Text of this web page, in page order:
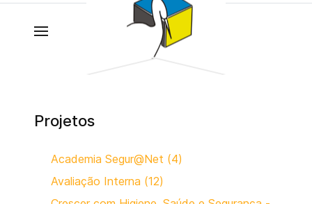
Projetos
Academia Segur@Net (4)
Avaliação Interna (12)